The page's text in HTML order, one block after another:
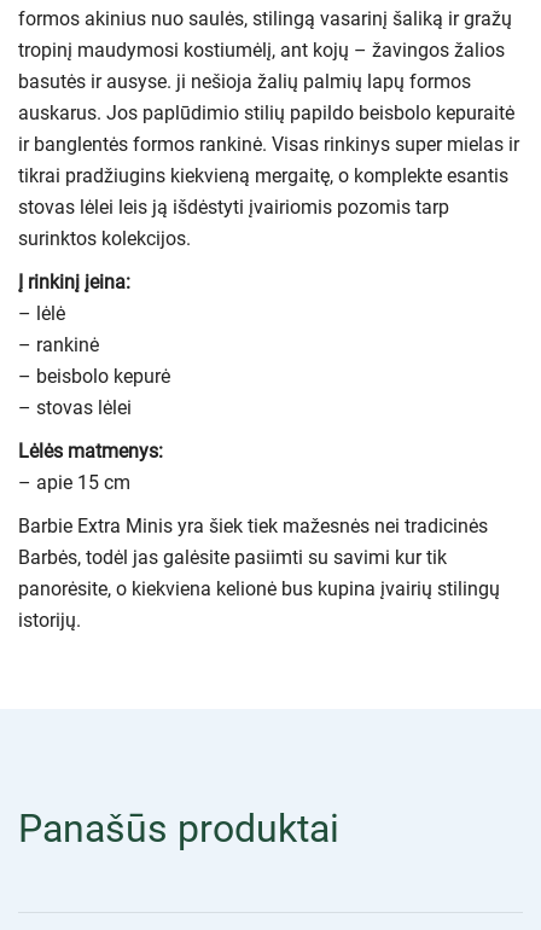
formos akinius nuo saulės, stilingą vasarinį šaliką ir gražų
tropinį maudymosi kostiumėlį, ant kojų – žavingos žalios
basutės ir ausyse. ji nešioja žalių palmių lapų formos
auskarus. Jos paplūdimio stilių papildo beisbolo kepuraitė
ir banglentės formos rankinė. Visas rinkinys super mielas ir
tikrai pradžiugins kiekvieną mergaitę, o komplekte esantis
stovas lėlei leis ją išdėstyti įvairiomis pozomis tarp
surinktos kolekcijos.
Į rinkinį įeina:
– lėlė
– rankinė
– beisbolo kepurė
– stovas lėlei
Lėlės matmenys:
– apie 15 cm
Barbie Extra Minis yra šiek tiek mažesnės nei tradicinės
Barbės, todėl jas galėsite pasiimti su savimi kur tik
panorėsite, o kiekviena kelionė bus kupina įvairių stilingų
istorijų.
Panašūs produktai